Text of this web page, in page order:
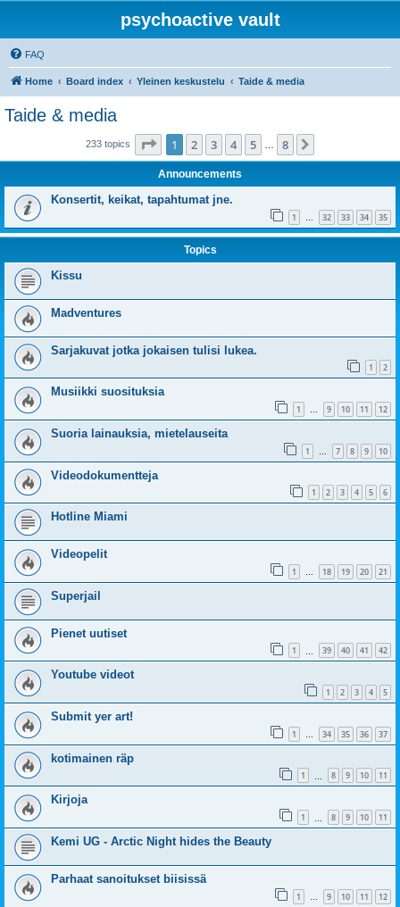
psychoactive vault
FAQ
Home Board index Yleinen keskustelu Taide & media
Taide & media
233 topics Page 1of 8
1 2 3 4 5 8
Announcements
Konsertit, keikat, tapahtumat jne.
1 … 32 33 34 35
Topics
Kissu
Madventures
Sarjakuvat jotka jokaisen tulisi lukea.
1 2
Musiikki suosituksia
1 … 9 10 11 12
Suoria lainauksia, mietelauseita
1 … 7 8 9 10
Videodokumentteja
1 2 3 4 5 6
Hotline Miami
Videopelit
1 … 18 19 20 21
Superjail
Pienet uutiset
1 39 40 41 42
Youtube videot
1 2 3 4 5
Submit yer art!
1 … 34 35 36 37
kotimainen räp
1 8 9 10 11
Kirjoja
1 8 9 10 11
Kemi UG - Arctic Night hides the Beauty
Parhaat sanoitukset biisissä
1 … 9 10 11 12